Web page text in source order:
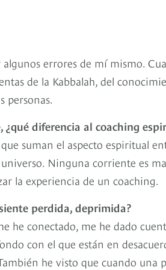
errores de mí mismo.
de la Kabbalah, del
personas.
¿qué diferencia al coaching
suman el aspecto espiritual
Ninguna corriente es
la experiencia de un coaching.
perdida, deprimida?
he conectado, me he dado
con el que están en
he visto que cuando una